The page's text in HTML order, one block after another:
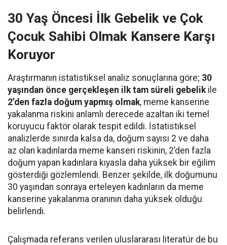
30 Yaş Öncesi İlk Gebelik ve Çok
Çocuk Sahibi Olmak Kansere Karşı
Koruyor
Araştırmanın istatistiksel analiz sonuçlarına göre; 30
yaşından önce gerçekleşen ilk tam süreli gebelik ile
2’den fazla doğum yapmış olmak, meme kanserine
yakalanma riskini anlamlı derecede azaltan iki temel
koruyucu faktör olarak tespit edildi. İstatistiksel
analizlerde sınırda kalsa da, doğum sayısı 2 ve daha
az olan kadınlarda meme kanseri riskinin, 2’den fazla
doğum yapan kadınlara kıyasla daha yüksek bir eğilim
gösterdiği gözlemlendi. Benzer şekilde, ilk doğumunu
30 yaşından sonraya erteleyen kadınların da meme
kanserine yakalanma oranının daha yüksek olduğu
belirlendi.
Çalışmada referans verilen uluslararası literatür de bu